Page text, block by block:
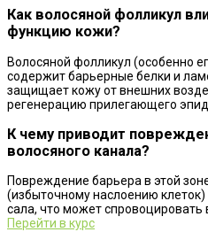
Как волосяной фолликул
функцию кожи?
Волосяной фолликул (особенно
содержит барьерные белки и
защищает кожу от внешних
регенерацию прилегающего
К чему приводит
волосяного канала?
Повреждение барьера в этой
(избыточному наслоению
сала, что может
Перейти в курс